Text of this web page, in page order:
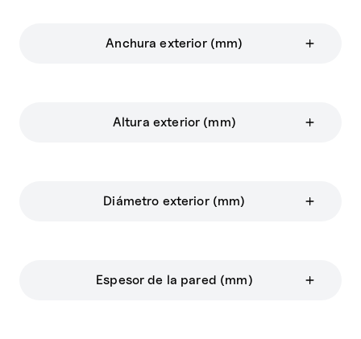
Anchura exterior (mm)
Altura exterior (mm)
Diámetro exterior (mm)
Espesor de la pared (mm)